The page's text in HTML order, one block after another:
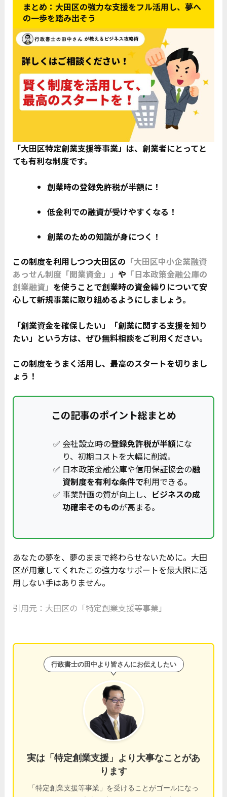
まとめ：大田区の強力な支援をフル活用し、夢へ
の一歩を踏み出そう
「大田区特定創業支援等事業」は、創業者にとってと
ても有利な制度です。
創業時の登録免許税が半額に！
低金利での融資が受けやすくなる！
創業のための知識が身につく！
この制度を利用しつつ大田区の 「大田区中小企業融資
あっせん制度「開業資金」 」 や 「日本政策金融公庫の
創業融資」 を使うことで創業時の資金繰りについて安
心して新規事業に取り組めるようにしましょう。
「創業資金を確保したい」「創業に関する支援を知り
たい」という方は、ぜひ無料相談をご利用ください。
この制度をうまく活用し、最高のスタートを切りまし
ょう！
この記事のポイント総まとめ
会社設立時の登録免許税が半額にな
り、初期コストを大幅に削減。
日本政策金融公庫や信用保証協会の融
資制度を有利な条件で利用できる。
事業計画の質が向上し、 ビジネスの成
功確率そのものが高まる。
あなたの夢を、夢のままで終わらせないために。大田
区が用意してくれたこの強力なサポートを最大限に活
用しない手はありません。
引用元： 大田区の「特定創業支援等事業」
行政書士の田中より皆さんにお伝えしたい
実は「特定創業支援」より大事なことがあ
ります
「特定創業支援等事業」を受けることがゴールになっ